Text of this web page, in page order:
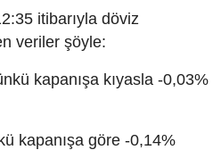
itibarıyla döviz
veriler şöyle:
kapanışa kıyasla -0,03%
kapanışa göre -0,14%